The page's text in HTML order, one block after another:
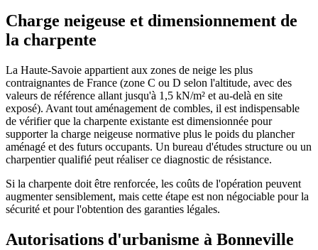
Charge neigeuse et dimensionnement de
la charpente
La Haute-Savoie appartient aux zones de neige les plus
contraignantes de France (zone C ou D selon l'altitude, avec des
valeurs de référence allant jusqu'à 1,5 kN/m² et au-delà en site
exposé). Avant tout aménagement de combles, il est indispensable
de vérifier que la charpente existante est dimensionnée pour
supporter la charge neigeuse normative plus le poids du plancher
aménagé et des futurs occupants. Un bureau d'études structure ou un
charpentier qualifié peut réaliser ce diagnostic de résistance.
Si la charpente doit être renforcée, les coûts de l'opération peuvent
augmenter sensiblement, mais cette étape est non négociable pour la
sécurité et pour l'obtention des garanties légales.
Autorisations d'urbanisme à Bonneville